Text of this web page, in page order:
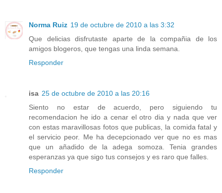
Norma Ruiz 19 de octubre de 2010 a las 3:32
Que delicias disfrutaste aparte de la compañia de los
amigos blogeros, que tengas una linda semana.
Responder
isa 25 de octubre de 2010 a las 20:16
Siento no estar de acuerdo, pero siguiendo tu
recomendacion he ido a cenar el otro dia y nada que ver
con estas maravillosas fotos que publicas, la comida fatal y
el servicio peor. Me ha decepcionado ver que no es mas
que un añadido de la adega somoza. Tenia grandes
esperanzas ya que sigo tus consejos y es raro que falles.
Responder